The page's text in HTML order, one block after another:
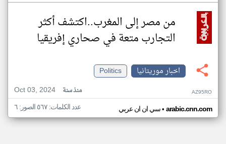
من مصر إلى المغرب..اكتشف أكثر
التجارب متعة في صحاري إفريقيا
اخبار موريتانيا
Politics
Oct 03, 2024
منذ سنة AZ95RO
سي ان ان عربي• arabic.cnn.com عدد الكلمات: ٥٦٧ الصور: ٦